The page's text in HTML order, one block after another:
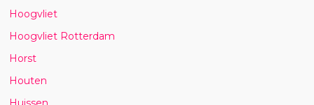
Hoogvliet
Hoogvliet Rotterdam
Horst
Houten